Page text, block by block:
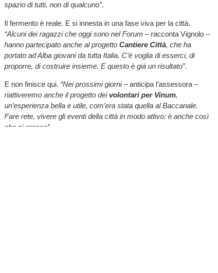
spazio di tutti, non di qualcuno”.
Il fermento è reale. E si innesta in una fase viva per la città.
“Alcuni dei ragazzi che oggi sono nel Forum –racconta Vignolo –
hanno partecipato anche al progetto Cantiere Città, che ha
portato ad Alba giovani da tutta Italia. C’è voglia di esserci, di
proporre, di costruire insieme. E questo è già un risultato”.
E non finisce qui. “Nei prossimi giorni –anticipa l’assessora –
riattiveremo anche il progetto dei volontari per Vinum,
un’esperienza bella e utile, com’era stata quella al Baccanale.
Fare rete, vivere gli eventi della città in modo attivo: è anche così
che si cresce”.